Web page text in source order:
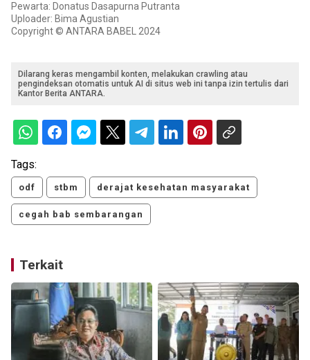
Pewarta: Donatus Dasapurna Putranta
Uploader: Bima Agustian
Copyright © ANTARA BABEL 2024
Dilarang keras mengambil konten, melakukan crawling atau
pengindeksan otomatis untuk AI di situs web ini tanpa izin tertulis dari
Kantor Berita ANTARA.
Tags:
odf stbm derajat kesehatan masyarakat
cegah bab sembarangan
Terkait